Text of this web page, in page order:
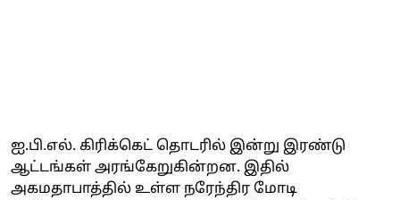
ஐ.பி.எல். கிரிக்கெட் தொடரில் இன்று இரண்டு
ஆட்டங்கள் அரங்கேறுகின்றன. இதில்
அகமதாபாத்தில் உள்ள நரேந்திர மோடி